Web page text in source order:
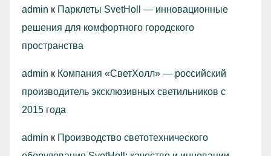
admin к Парклеты SvetHoll — инновационные
решения для комфортного городского
пространства
admin к Компания «СветХолл» — российский
производитель эксклюзивных светильников с
2015 года
admin к Производство светотехнического